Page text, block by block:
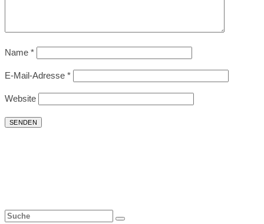
Name *
E-Mail-Adresse *
Website